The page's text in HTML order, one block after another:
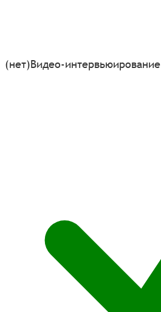
(нет)Видео-интервьюирование